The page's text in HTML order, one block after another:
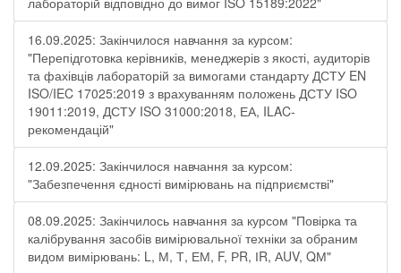
16.09.2025: Закінчилося навчання за курсом:
"Перепідготовка керівників, менеджерів з якості, аудиторів
та фахівців лабораторій за вимогами стандарту ДСТУ EN
ISO/IEC 17025:2019 з врахуванням положень ДСТУ ISO
19011:2019, ДСТУ ISO 31000:2018, ЕА, ILAC-
рекомендацій"
12.09.2025: Закінчилося навчання за курсом:
"Забезпечення єдності вимірювань на підприємстві"
08.09.2025: Закінчилось навчання за курсом "Повірка та
калібрування засобів вимірювальної техніки за обраним
видом вимірювань: L, М, Т, ЕМ, F, РR, ІR, АUV, QМ"